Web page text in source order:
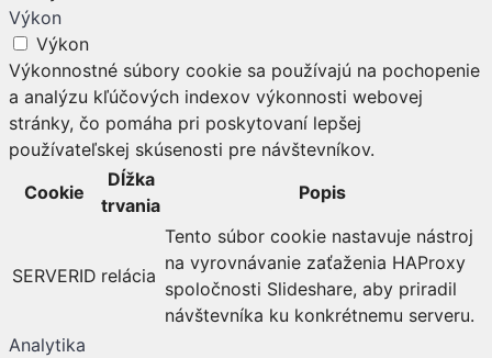
Výkon
Výkon
Výkonnostné súbory cookie sa používajú na pochopenie
a analýzu kľúčových indexov výkonnosti webovej
stránky, čo pomáha pri poskytovaní lepšej
používateľskej skúsenosti pre návštevníkov.
Cookie
Dĺžka
trvania
Popis
SERVERID relácia
Tento súbor cookie nastavuje nástroj
na vyrovnávanie zaťaženia HAProxy
spoločnosti Slideshare, aby priradil
návštevníka ku konkrétnemu serveru.
Analytika